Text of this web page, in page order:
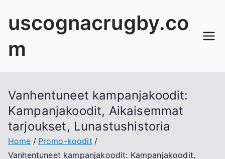
uscognacrugby.co
m
Vanhentuneet kampanjakoodit:
Kampanjakoodit, Aikaisemmat
tarjoukset, Lunastushistoria
Home
Promo-koodit
Vanhentuneet kampanjakoodit: Kampanjakoodit,